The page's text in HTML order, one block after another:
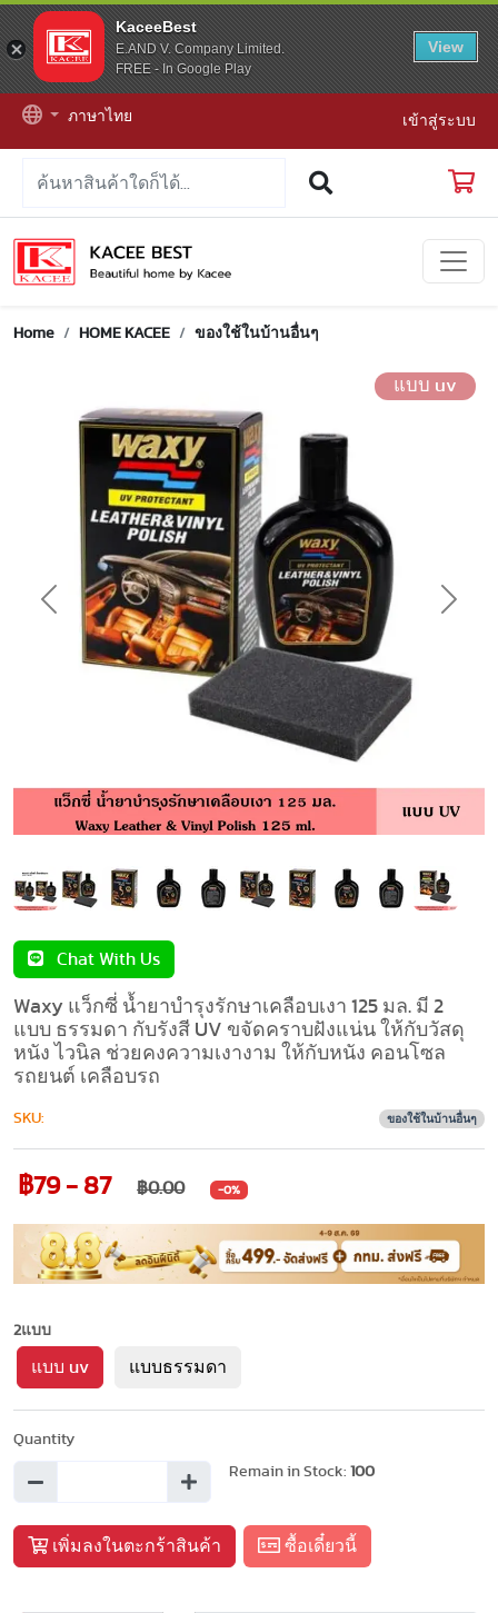
KaceeBest
E.AND V. Company Limited.
FREE - In Google Play
View
ภาษาไทย เข้าสู่ระบบ
Home HOME KACEE ของใช้ในบ้านอื่นๆ
แบบ uv
Previous Next
Chat With Us
Waxy แว็กซี่ น้ำยาบำรุงรักษาเคลือบเงา 125 มล. มี 2
แบบ ธรรมดา กับรังสี UV ขจัดคราบฝังแน่น ให้กับวัสดุ
หนัง ไวนิล ช่วยคงความเงางาม ให้กับหนัง คอนโซล
รถยนต์ เคลือบรถ
SKU: ของใช้ในบ้านอื่นๆ
฿79 - 87 ฿0.00 -0%
2แบบ
แบบ uv แบบธรรมดา
Quantity
Remain in Stock: 100
เพิ่มลงในตะกร้าสินค้า ซื้อเดี๋ยวนี้